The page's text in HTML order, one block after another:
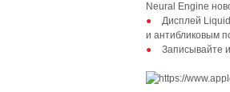
Neural Engine
Дисплей
и антибликовым
Записывайте